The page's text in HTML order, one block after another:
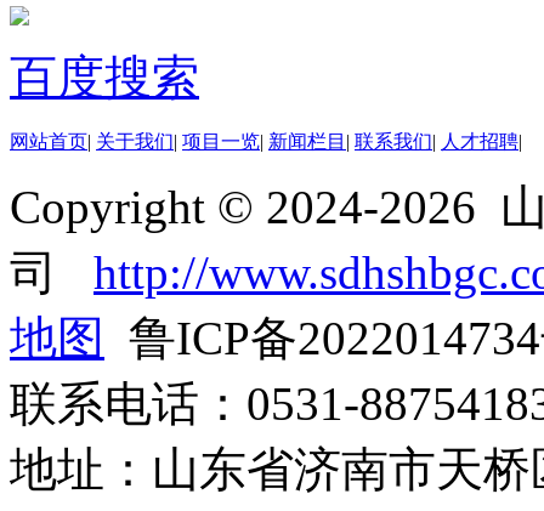
百度搜索
网站首页| 关于我们| 项目一览| 新闻栏目 | 联系我们| 人才招聘|
Copyright © 2024-2026
司 http://
地图
鲁ICP备
联系电话：0531-
地址：山东省济南市天